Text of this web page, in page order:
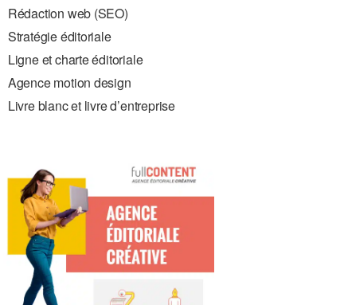
Rédaction web (SEO)
Stratégie éditoriale
Ligne et charte éditoriale
Agence motion design
Livre blanc et livre d’entreprise